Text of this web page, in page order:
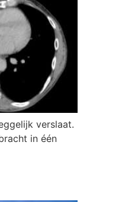
verslaat.
in één